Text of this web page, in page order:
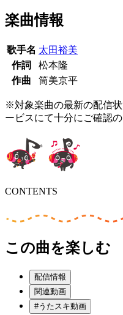
楽曲情報
歌手名 太田裕美
作詞
松本隆
作曲
筒美京平
※対象楽曲の最新の配信
ービスにて十分にご確認
CONTENTS
この曲を楽しむ
配信情報
関連動画
#うたスキ動画